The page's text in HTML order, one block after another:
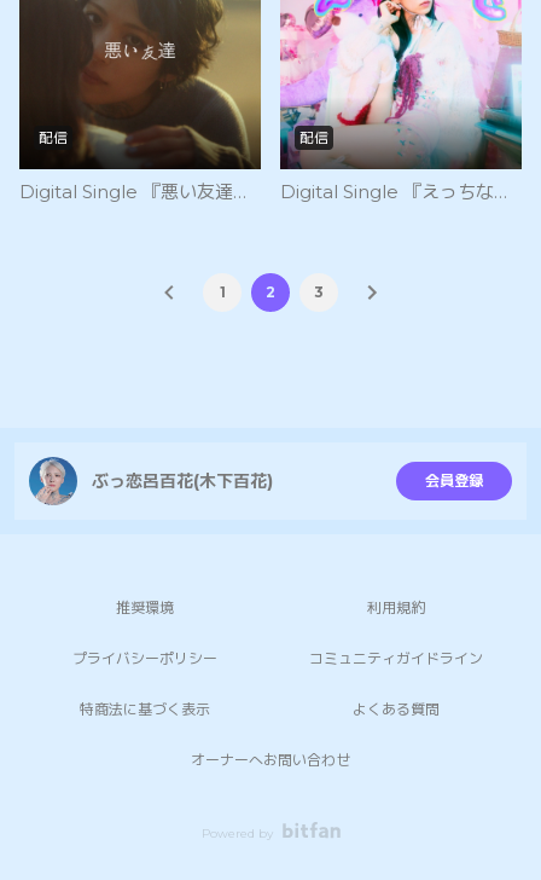
配信
Digital Single 『悪い友達』 （2021/12/26Release）
配信
Digital Single 『えっちなこと』 （2021/7/30 Release）
1 2 3
ぶっ恋呂百花(木下百花) 会員登録
推奨環境 利用規約
プライバシーポリシー コミュニティガイドライン
特商法に基づく表示 よくある質問
オーナーへお問い合わせ
Powered by